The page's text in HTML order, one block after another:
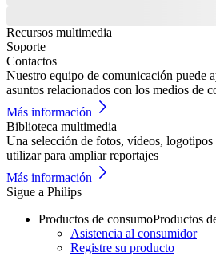
Recursos multimedia
Soporte
Contactos
Nuestro equipo de comunicación puede
asuntos relacionados con los medios de
Más información
Biblioteca multimedia
Una selección de fotos, vídeos,
utilizar para ampliar reportajes
Más información
Sigue a Philips
Productos de consumoProductos
Asistencia al consumidor
Registre su producto